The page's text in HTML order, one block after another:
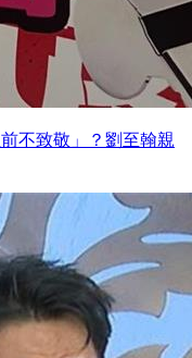
不致敬」？劉至翰親